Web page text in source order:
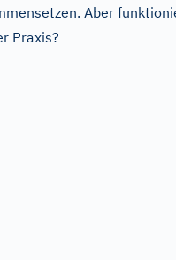
Aber
Praxis?